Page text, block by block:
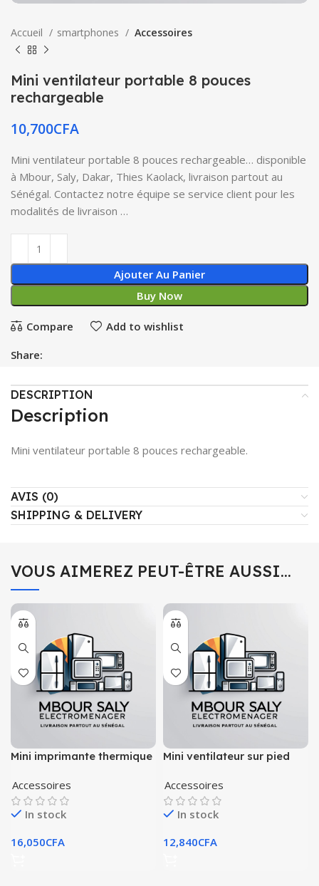
Accueil smartphones Accessoires
Mini ventilateur portable 8 pouces
rechargeable
10,700CFA
Mini ventilateur portable 8 pouces rechargeable… disponible
à Mbour, Saly, Dakar, Thies Kaolack, livraison partout au
Sénégal. Contactez notre équipe se service client pour les
modalités de livraison …
Ajouter Au Panier
Buy Now
Compare Add to wishlist
Share:
DESCRIPTION
Description
Mini ventilateur portable 8 pouces rechargeable.
AVIS (0)
SHIPPING & DELIVERY
VOUS AIMEREZ PEUT-ÊTRE AUSSI…
Mini imprimante thermique
Accessoires
In stock
16,050CFA
Mini ventilateur sur pied
Accessoires
In stock
12,840CFA